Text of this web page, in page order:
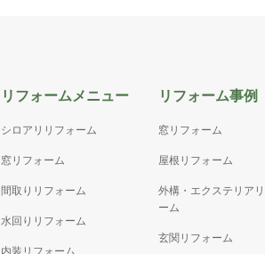
リフォームメニュー
シロアリリフォーム
窓リフォーム
間取りリフォーム
水回りリフォーム
リフォーム事例
窓リフォーム
屋根リフォーム
外構・エクステリア
ーム
玄関リフォーム